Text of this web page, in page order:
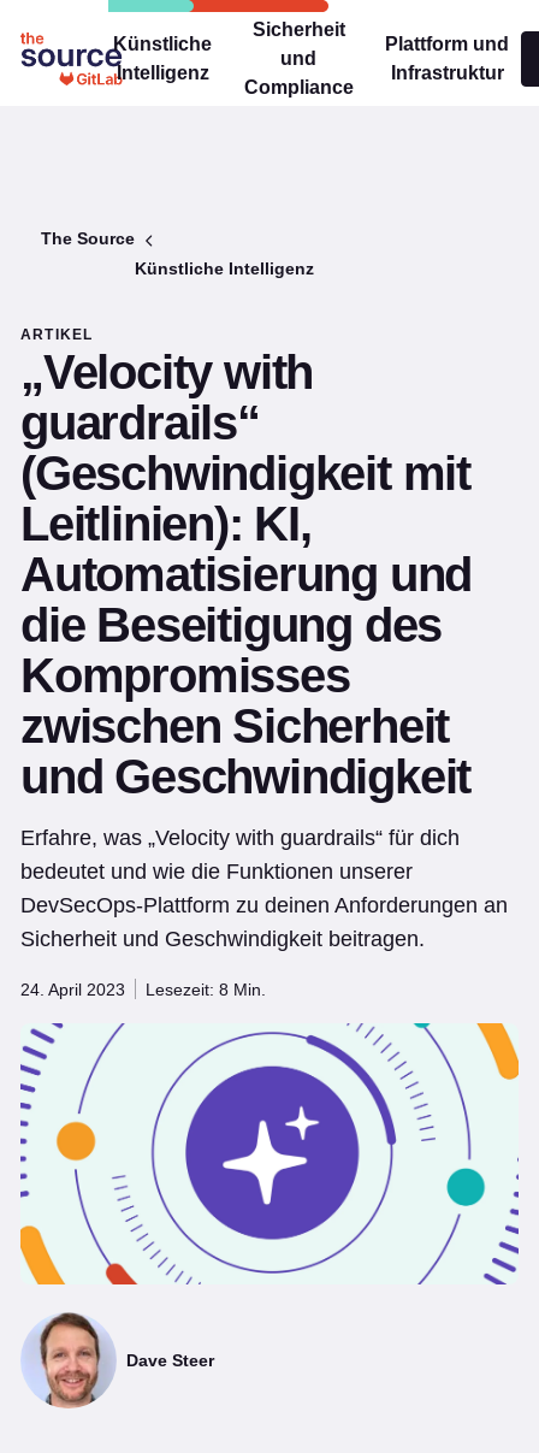
Künstliche
Intelligenz
Sicherheit
und
Compliance
Plattform und
Infrastruktur
The Source
Künstliche Intelligenz
ARTIKEL
„Velocity with
guardrails“
(Geschwindigkeit mit
Leitlinien): KI,
Automatisierung und
die Beseitigung des
Kompromisses
zwischen Sicherheit
und Geschwindigkeit
Erfahre, was „Velocity with guardrails“ für dich
bedeutet und wie die Funktionen unserer
DevSecOps-Plattform zu deinen Anforderungen an
Sicherheit und Geschwindigkeit beitragen.
24. April 2023 Lesezeit: 8 Min.
Dave Steer